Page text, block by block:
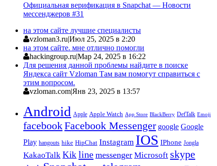
Официальная верификация в Snapchat — Новости
мессенджеров #31
на этом сайте лучшие специалисты
vzloman3.ru|Июл 25, 2025 в 2:20
на этом сайте. мне отлично помогли
hackingroup.ru|Мар 24, 2025 в 16:22
Для решения данной проблемы найдите в поиске
Яндекса сайт Vzloman Там вам помогут справиться с
этим вопросом.
vzloman.com|Янв 23, 2025 в 13:57
Android Apple Apple Watch App Store BlackBerry DefTalk Emoji
facebookFacebook Messenger google Google
Play hangouts hike HipChat Instagram IOS IPhone Jongla
KakaoTalk Kik line messenger Microsoft skype